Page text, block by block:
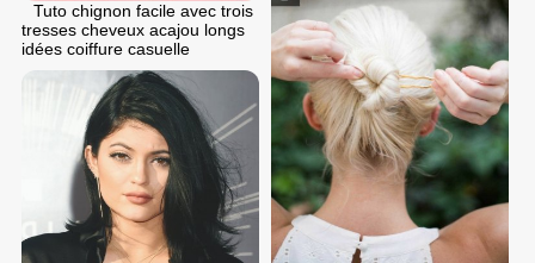
Tuto chignon facile avec trois
tresses cheveux acajou longs
idées coiffure casuelle